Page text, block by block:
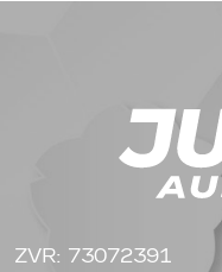
ZVR: 73072391